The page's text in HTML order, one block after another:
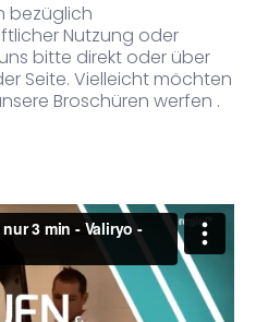
bezüglich
Nutzung oder
bitte direkt oder über
Seite. Vielleicht möchten
Broschüren werfen .